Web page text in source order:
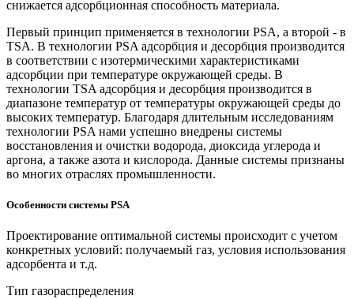
снижается адсорбционная способность материала.
Первый принцип применяется в технологии PSA, а второй - в
TSA. В технологии PSA адсорбция и десорбция производится
в соответствии с изотермическими характеристиками
адсорбции при температуре окружающей среды. В
технологии TSA адсорбция и десорбция производится в
диапазоне температур от температуры окружающей среды до
высоких температур. Благодаря длительным исследованиям
технологии PSA нами успешно внедрены системы
восстановления и очистки водорода, диоксида углерода и
аргона, а также азота и кислорода. Данные системы признаны
во многих отраслях промышленности.
Особенности системы PSA
Проектирование оптимальной системы происходит с учетом
конкретных условий: получаемый газ, условия использования
адсорбента и т.д.
Тип газораспределения